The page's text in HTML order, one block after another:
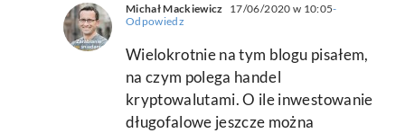
Michał Mackiewicz 17/06/2020 w 10:05-
Odpowiedz
Wielokrotnie na tym blogu pisałem,
na czym polega handel
kryptowalutami. O ile inwestowanie
długofalowe jeszcze można